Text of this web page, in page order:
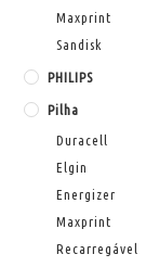
Maxprint
Sandisk
PHILIPS
Pilha
Duracell
Elgin
Energizer
Maxprint
Recarregável